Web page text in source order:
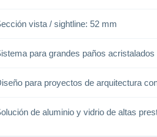
vista / sightline: 52 mm
para grandes paños acristalados
para proyectos de arquitectura
de aluminio y vidrio de altas